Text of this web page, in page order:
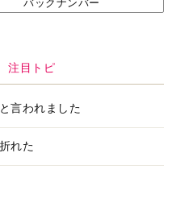
バックナンバー
注目トピ
言われました
れた